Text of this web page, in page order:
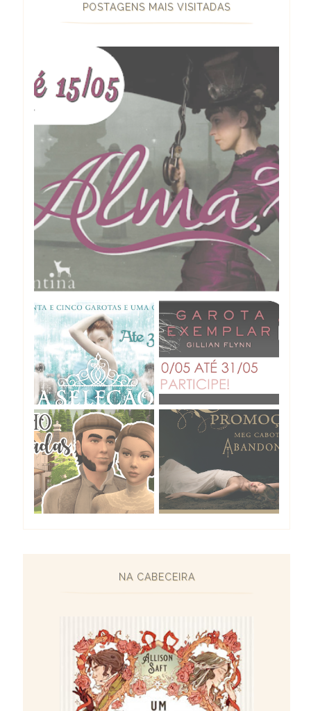
POSTAGENS MAIS VISITADAS
NA CABECEIRA